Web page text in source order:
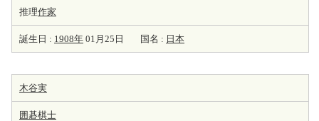
推理作家
誕生日 : 1908年 01月25日 国名 : 日本
木谷実
囲碁棋士